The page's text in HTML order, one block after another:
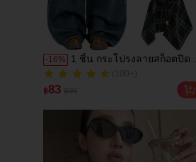
-16%
1 ชิ้น กระโปรงลายสก็อตปิด
สะโพก, กระโปรงจีบแฟชั่นปิด
สะโพก, สามารถจับคู่กับ
กระโปรงทรงเอหรือกระโปรงมิ
ม่านสะโพก
(100+)
200+ ขายแล้ว
฿83